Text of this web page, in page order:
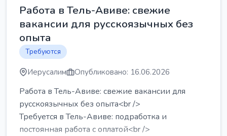
Работа в Тель-Авиве: свежие
вакансии для русскоязычных без
опыта
Требуются
Иерусалим Опубликовано: 16.06.2026
Работа в Тель-Авиве: свежие вакансии для
русскоязычных без опыта<br />
Требуется в Тель-Авиве: подработка и
постоянная работа с оплатой<br />